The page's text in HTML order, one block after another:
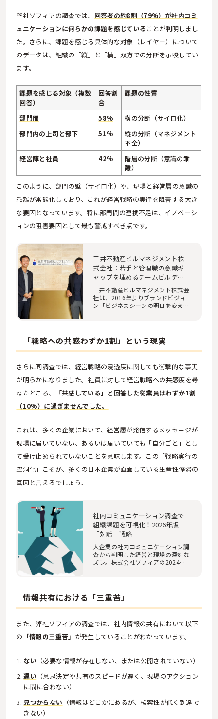
弊社ソフィアの調査では、 回答者の約8割（79%）が社内コミ
ュニケーションに何らかの課題を感じていることが判明しまし
た。さらに、課題を感じる具体的な対象（レイヤー）について
のデータは、組織の「縦」と「横」双方での分断を示唆してい
ます。
課題を感じる対象（複数
回答）
回答割
合
課題の性質
部門間 58%
横の分断（サイロ化）
部門内の上司と部下
51%
縦の分断（マネジメント
不全）
経営陣と社員
42%
階層の分断（意識の乖
離）
このように、部門の壁（サイロ化）や、現場と経営層の意識の
乖離が常態化しており、これが経営戦略の実行を阻害する大き
な要因となっています。特に部門間の連携不足は、イノベーシ
ョンの阻害要因として最も警戒すべき点です。
三井不動産ビルマネジメント株
式会社：若手と管理職の意識ギ
ャップを埋めるチームビルディ
ング合宿
三井不動産ビルマネジメント株式会
社は、2016年よりブランドビジョ
ン「ビジネスシーンの明日を変えて
「戦略への共感わずか1割」という現実
さらに同調査では、経営戦略の浸透度に関しても衝撃的な事実
が明らかになりました。社員に対して経営戦略への共感度を尋
ねたところ、
「共感している」と回答した従業員はわずか1割
（10%）に過ぎませんでした。
これは、多くの企業において、経営層が発信するメッセージが
現場に届いていない、あるいは届いていても「自分ごと」とし
て受け止められていないことを意味します。この「戦略実行の
空洞化」こそが、多くの日本企業が直面している生産性停滞の
真因と言えるでしょう。
社内コミュニケーション調査で
組織課題を可視化！2026年版
「対話」戦略
大企業の社内コミュニケーション調
査から判明した経営と現場の深刻な
ズレ。株式会社ソフィアの2024年
情報共有における「三重苦」
また、弊社ソフィアの調査では、社内情報の共有において以下
の 「情報の三重苦」 が発生していることがわかっています。
ない （必要な情報が存在しない、または公開されていない）
遅い （意思決定や共有のスピードが遅く、現場のアクション
に間に合わない）
見つからない （情報はどこかにあるが、検索性が低く到達で
きない）